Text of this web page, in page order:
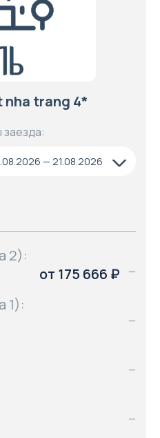
trang 4*
— 21.08.2026
2):
от 175 666 ₽
—
1):
—
—
—